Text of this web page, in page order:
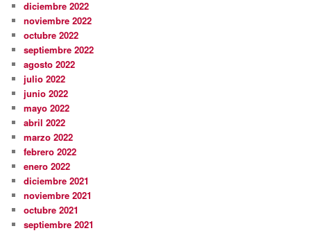
diciembre 2022
noviembre 2022
octubre 2022
septiembre 2022
agosto 2022
julio 2022
junio 2022
mayo 2022
abril 2022
marzo 2022
febrero 2022
enero 2022
diciembre 2021
noviembre 2021
octubre 2021
septiembre 2021